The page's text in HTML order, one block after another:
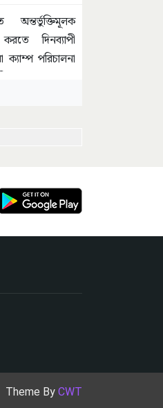
অন্তর্ভুক্তিমূলক
করতে দিনব্যাপী
ক্যাম্প পরিচালনা
Theme By CWT